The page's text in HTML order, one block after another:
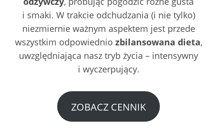
i smaki. W trakcie odchudzania (i nie tylko)
niezmiernie ważnym aspektem jest przede
wszystkim odpowiednio zbilansowana dieta,
uwzględniająca nasz tryb życia – intensywny
i wyczerpujący.
ZOBACZ CENNIK